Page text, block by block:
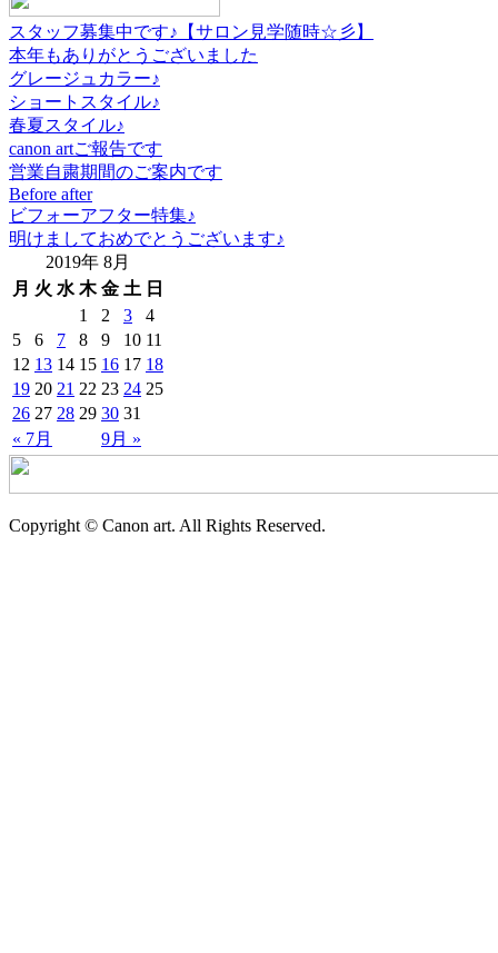
スタッフ募集中です♪【サロン見学随時☆彡】
本年もありがとうございました
グレージュカラー♪
ショートスタイル♪
春夏スタイル♪
canon artご報告です
営業自粛期間のご案内です
Before after
ビフォーアフター特集♪
明けましておめでとうございます♪
2019年 8月
月 火 水 木 金 土 日
« 7月 9月 »
1 2 3
4
5
6 7 8 9 10 11
12 13 14 15 16 17 18
19 20 21 22 23 24 25
26 27 28 29 30 31
Copyright © Canon art. All Rights Reserved.